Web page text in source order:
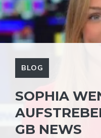
BLOG
SOPHIA
GB NEWS